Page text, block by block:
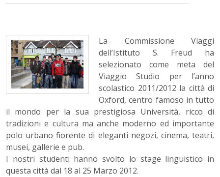
La Commissione Viaggi
dell’Istituto S. Freud ha
selezionato come meta del
Viaggio Studio per l’anno
scolastico 2011/2012 la città di
Oxford, centro famoso in tutto
il mondo per la sua prestigiosa Università, ricco di
tradizioni e cultura ma anche moderno ed importante
polo urbano fiorente di eleganti negozi, cinema, teatri,
musei, gallerie e pub.
I nostri studenti hanno svolto lo stage linguistico in
questa città dal 18 al 25 Marzo 2012.